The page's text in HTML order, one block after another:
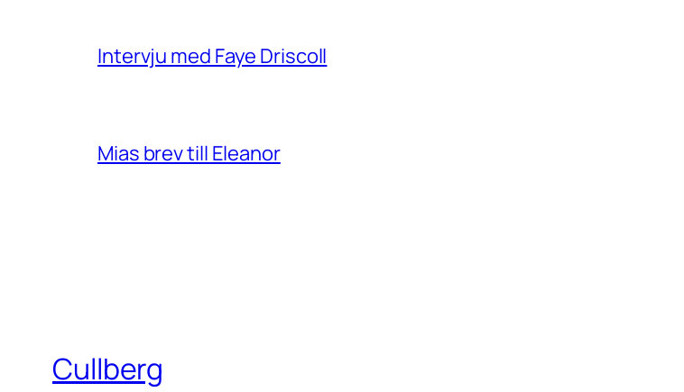
Intervju med Faye Driscoll
Mias brev till Eleanor
Cullberg